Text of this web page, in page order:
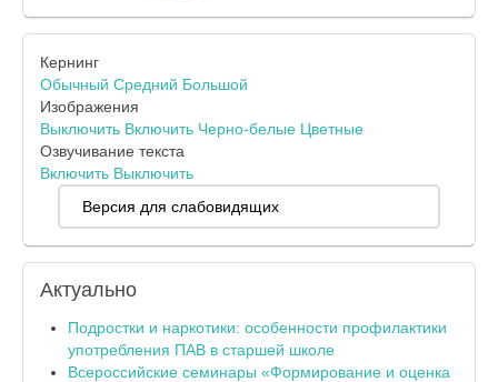
Кернинг
Обычный Средний Большой
Изображения
Выключить Включить Черно-белые Цветные
Озвучивание текста
Включить Выключить
Версия для слабовидящих
Актуально
Подростки и наркотики: особенности профилактики
употребления ПАВ в старшей школе
Всероссийские семинары «Формирование и оценка